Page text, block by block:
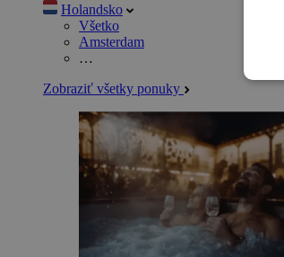
Holandsko
Všetko
Amsterdam
…
Zobraziť všetky ponuky